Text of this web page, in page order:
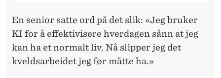
En senior satte ord på det slik: «Jeg bruker
KI for å effektivisere hverdagen sånn at jeg
kan ha et normalt liv. Nå slipper jeg det
kveldsarbeidet jeg før måtte ha.»